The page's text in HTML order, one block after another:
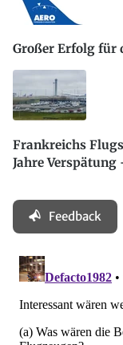
Großer Erfolg für
Frankreichs
Jahre Verspätung
Feedback